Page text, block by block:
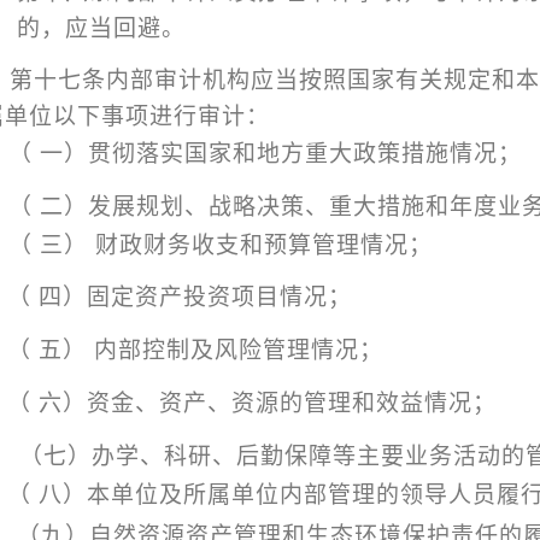
的，应当回避。
第十七条内部审计机构应当按照国家有关规定和
位以下事项进行审计：
（ 一）贯彻落实国家和地方重大政策措施情况；
（ 二）发展规划、战略决策、重大措施和年度业
（ 三） 财政财务收支和预算管理情况；
（ 四）固定资产投资项目情况；
（ 五） 内部控制及风险管理情况；
（ 六）资金、资产、资源的管理和效益情况；
（七）办学、科研、后勤保障等主要业务活动的
（ 八）本单位及所属单位内部管理的领导人员履